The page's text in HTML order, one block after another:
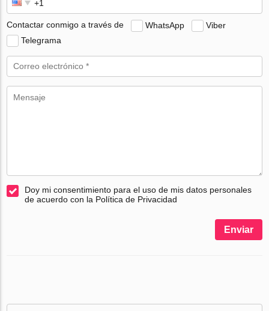
Contactar conmigo a través de WhatsApp
Viber
Telegrama
Doy mi consentimiento para el uso de mis datos personales
de acuerdo con la Política de Privacidad
Enviar